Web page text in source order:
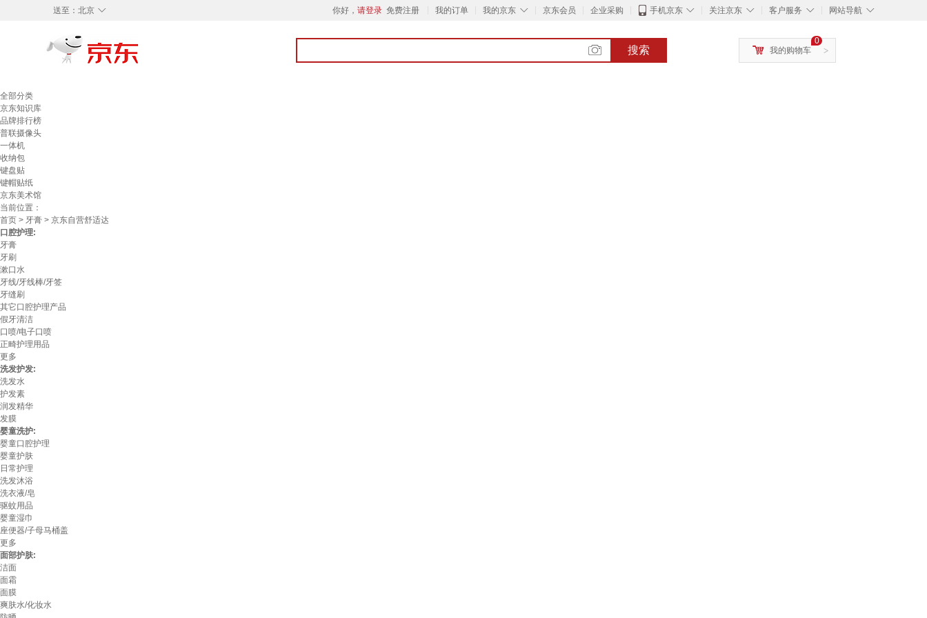
◇
送至： 北京 你好， 请登录 免费注册 我的订单 ◇
我的京东 京东会员 企业采购 ◇
手机京东 ◇
关注京东 ◇
客户服务 ◇
网站导航
搜索 >
0
我的购物车
全部分类
京东知识库
品牌排行榜
普联摄像头
一体机
收纳包
键盘贴
键帽贴纸
京东美术馆
当前位置：
首页 > 牙膏 > 京东自营舒适达
口腔护理:
牙膏
牙刷
漱口水
牙线/牙线棒/牙签
牙缝刷
其它口腔护理产品
假牙清洁
口喷/电子口喷
正畸护理用品
更多
洗发护发:
洗发水
护发素
润发精华
发膜
婴童洗护:
婴童口腔护理
婴童护肤
日常护理
洗发沐浴
洗衣液/皂
驱蚊用品
婴童湿巾
座便器/子母马桶盖
更多
面部护肤:
洁面
面霜
面膜
爽肤水/化妆水